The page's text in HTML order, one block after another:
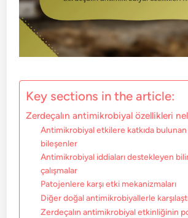
Key sections in the article:
Zerdeçalın antimikrobiyal özellikleri
Antimikrobiyal etkilere katkıda
bileşenler
Antimikrobiyal iddiaları destekleyen
çalışmalar
Patojenlere karşı etki mekanizmaları
Diğer doğal antimikrobiyallerle
Zerdeçalın antimikrobiyal etkinliğinin